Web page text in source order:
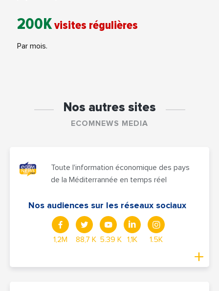
200Kvisites régulières
Par mois.
Nos autres sites
ECOMNEWS MEDIA
Toute l'information économique des pays
de la Méditerrannée en temps réel
Nos audiences sur les réseaux sociaux
1,2M 88,7 K 5.39 K 1,1K 1.5K